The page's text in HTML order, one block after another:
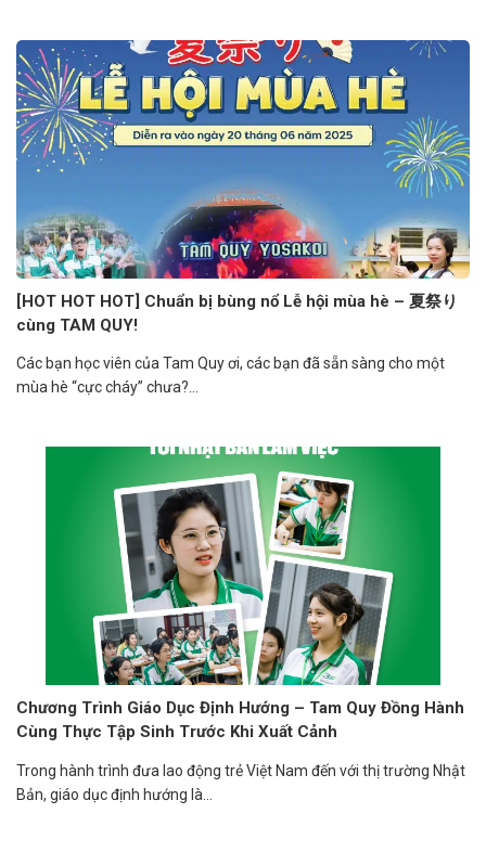
[HOT HOT HOT] Chuẩn bị bùng nổ Lễ hội mùa hè – 夏祭り
cùng TAM QUY!
Các bạn học viên của Tam Quy ơi, các bạn đã sẵn sàng cho một
mùa hè “cực cháy” chưa?...
Chương Trình Giáo Dục Định Hướng – Tam Quy Đồng Hành
Cùng Thực Tập Sinh Trước Khi Xuất Cảnh
Trong hành trình đưa lao động trẻ Việt Nam đến với thị trường Nhật
Bản, giáo dục định hướng là...